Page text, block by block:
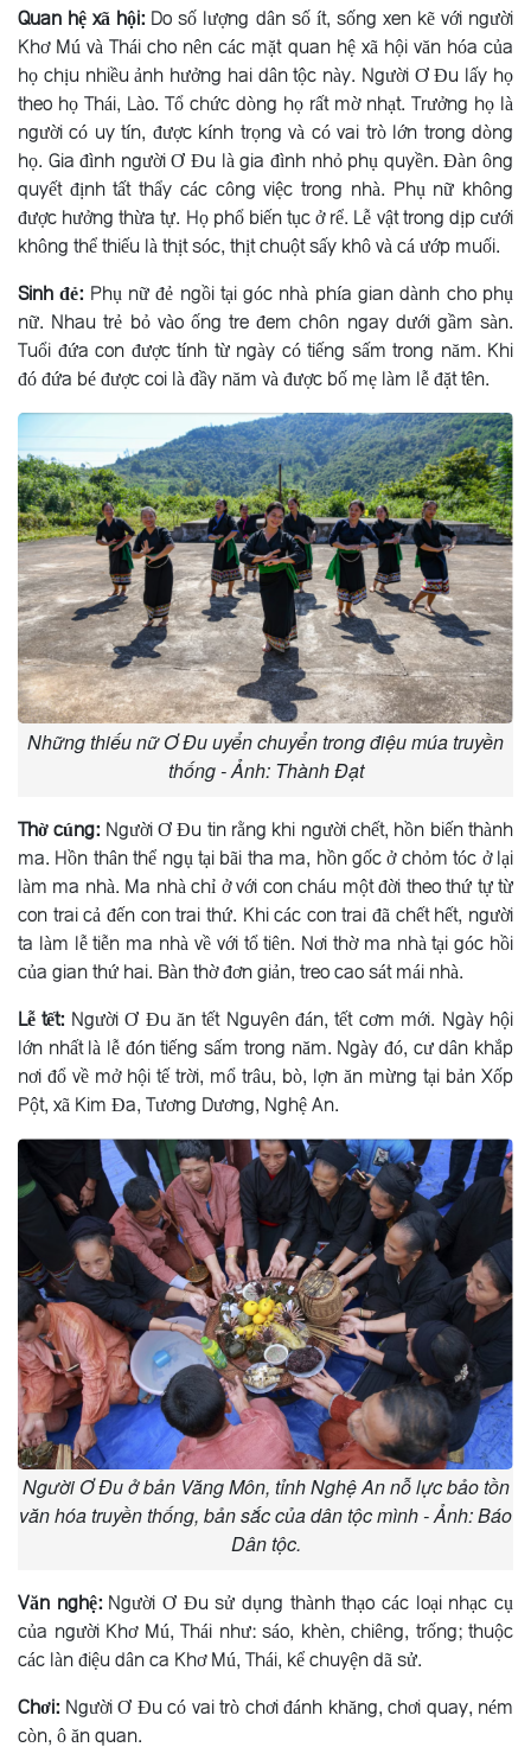
Quan hệ xã hội: Do số lượng dân số ít, sống xen kẽ với người
Khơ Mú và Thái cho nên các mặt quan hệ xã hội văn hóa của
họ chịu nhiều ảnh hưởng hai dân tộc này. Người Ơ Ðu lấy họ
theo họ Thái, Lào. Tổ chức dòng họ rất mờ nhạt. Trưởng họ là
người có uy tín, được kính trọng và có vai trò lớn trong dòng
họ. Gia đình người Ơ Ðu là gia đình nhỏ phụ quyền. Ðàn ông
quyết định tất thẩy các công việc trong nhà. Phụ nữ không
được hưởng thừa tự. Họ phổ biến tục ở rể. Lễ vật trong dịp cưới
không thể thiếu là thịt sóc, thịt chuột sấy khô và cá ướp muối.
Sinh đẻ: Phụ nữ đẻ ngồi tại góc nhà phía gian dành cho phụ
nữ. Nhau trẻ bỏ vào ống tre đem chôn ngay dưới gầm sàn.
Tuổi đứa con được tính từ ngày có tiếng sấm trong năm. Khi
đó đứa bé được coi là đầy năm và được bố mẹ làm lễ đặt tên.
Những thiếu nữ Ơ Đu uyển chuyển trong điệu múa truyền
thống - Ảnh: Thành Đạt
Thờ cúng: Người Ơ Ðu tin rằng khi người chết, hồn biến thành
ma. Hồn thân thể ngụ tại bãi tha ma, hồn gốc ở chỏm tóc ở lại
làm ma nhà. Ma nhà chỉ ở với con cháu một đời theo thứ tự từ
con trai cả đến con trai thứ. Khi các con trai đã chết hết, người
ta làm lễ tiễn ma nhà về với tổ tiên. Nơi thờ ma nhà tại góc hồi
của gian thứ hai. Bàn thờ đơn giản, treo cao sát mái nhà.
Lễ tết: Người Ơ Ðu ăn tết Nguyên đán, tết cơm mới. Ngày hội
lớn nhất là lễ đón tiếng sấm trong năm. Ngày đó, cư dân khắp
nơi đổ về mở hội tế trời, mổ trâu, bò, lợn ăn mừng tại bản Xốp
Pột, xã Kim Ða, Tương Dương, Nghệ An.
Người Ơ Đu ở bản Văng Môn, tỉnh Nghệ An nỗ lực bảo tồn
văn hóa truyền thống, bản sắc của dân tộc mình - Ảnh: Báo
Dân tộc.
Văn nghệ: Người Ơ Ðu sử dụng thành thạo các loại nhạc cụ
của người Khơ Mú, Thái như: sáo, khèn, chiêng, trống; thuộc
các làn điệu dân ca Khơ Mú, Thái, kể chuyện dã sử.
Chơi: Người Ơ Ðu có vai trò chơi đánh khăng, chơi quay, ném
còn, ô ăn quan.